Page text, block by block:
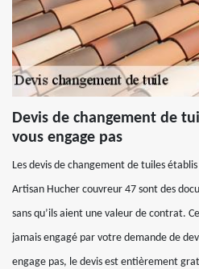
Devis de changement de
vous engage pas
Les devis de changement de tuiles
Artisan Hucher couvreur 47 sont des
sans qu’ils aient une valeur de contrat.
jamais engagé par votre demande de
engage pas, le devis est entièrement